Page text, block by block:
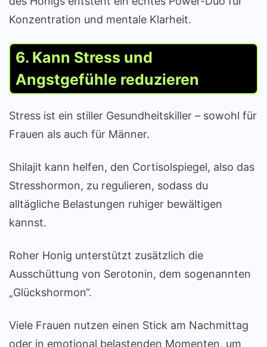
Konzentration und mentale Klarheit.
6. Kann Stress und
Angstgefühle reduzieren
Stress ist ein stiller Gesundheitskiller – sowohl für
Frauen als auch für Männer.
Shilajit kann helfen, den Cortisolspiegel, also das
Stresshormon, zu regulieren, sodass du
alltägliche Belastungen ruhiger bewältigen
kannst.
Roher Honig unterstützt zusätzlich die
Ausschüttung von Serotonin, dem sogenannten
„Glückshormon“.
Viele Frauen nutzen einen Stick am Nachmittag
oder in emotional belastenden Momenten, um